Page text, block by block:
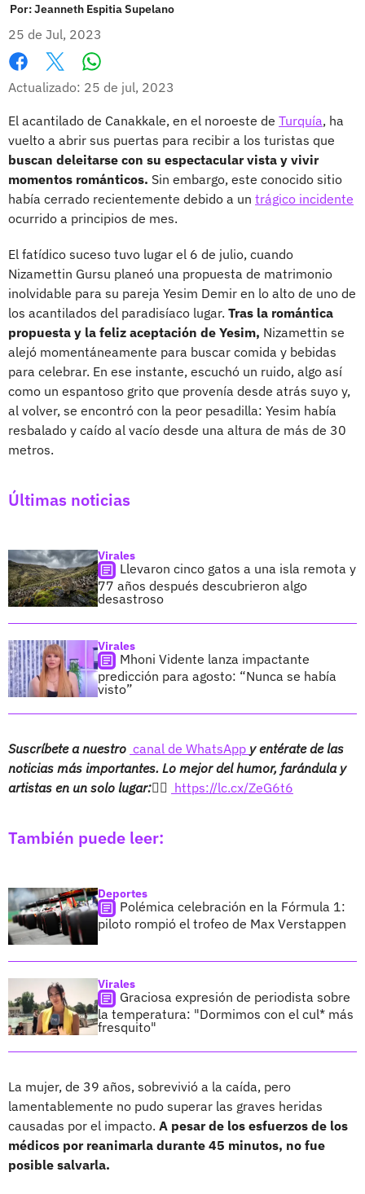
Por:Jeanneth Espitia Supelano
25 de Jul, 2023
Facebook
X
Actualizado: 25 de jul, 2023
El acantilado de Canakkale, en el noroeste de Turquía, ha
vuelto a abrir sus puertas para recibir a los turistas que
buscan deleitarse con su espectacular vista y vivir
momentos románticos. Sin embargo, este conocido sitio
había cerrado recientemente debido a un trágico incidente
ocurrido a principios de mes.
El fatídico suceso tuvo lugar el 6 de julio, cuando
Nizamettin Gursu planeó una propuesta de matrimonio
inolvidable para su pareja Yesim Demir en lo alto de uno de
los acantilados del paradisíaco lugar. Tras la romántica
propuesta y la feliz aceptación de Yesim, Nizamettin se
alejó momentáneamente para buscar comida y bebidas
para celebrar. En ese instante, escuchó un ruido, algo así
como un espantoso grito que provenía desde atrás suyo y,
al volver, se encontró con la peor pesadilla: Yesim había
resbalado y caído al vacío desde una altura de más de 30
metros.
Últimas noticias
Virales
Llevaron cinco gatos a una isla remota y
77 años después descubrieron algo
desastroso
Virales
Mhoni Vidente lanza impactante
predicción para agosto: “Nunca se había
visto”
Suscríbete a nuestro canal de WhatsApp y entérate de las
noticias más importantes. Lo mejor del humor, farándula y
artistas en un solo lugar:👉🏻 https://lc.cx/ZeG6t6
También puede leer:
Deportes
Polémica celebración en la Fórmula 1:
piloto rompió el trofeo de Max Verstappen
Virales
Graciosa expresión de periodista sobre
la temperatura: "Dormimos con el cul* más
fresquito"
La mujer, de 39 años, sobrevivió a la caída, pero
lamentablemente no pudo superar las graves heridas
causadas por el impacto. A pesar de los esfuerzos de los
médicos por reanimarla durante 45 minutos, no fue
posible salvarla.